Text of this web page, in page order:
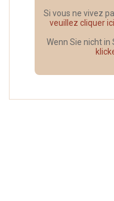
Si vous ne vivez
veuillez cliquer ici
Wenn Sie nicht in